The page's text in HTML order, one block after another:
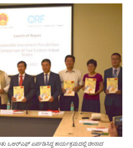
ಒಆರ್‌ಎಫ್‌ ಏರ್ಪಡಿಸಿದ್ದ ಕಾರ್ಯಕ್ರಮದಲ್ಲಿ ಚೀನಾದ